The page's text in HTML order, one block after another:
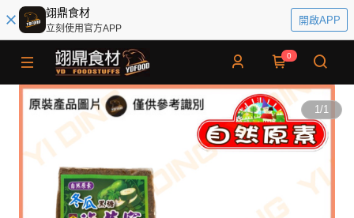
翊鼎食材
立刻使用官方APP
開啟APP
0
1/1